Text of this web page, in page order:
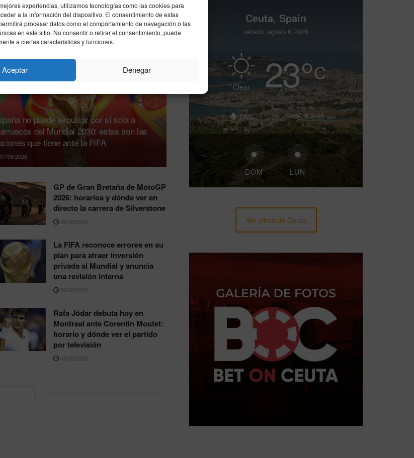
experiencias, utilizamos tecnologías como las cookies para
a la información del dispositivo. El consentimiento de estas
procesar datos como el comportamiento de navegación o las
en este sitio. No consentir o retirar el consentimiento, puede
a ciertas características y funciones.
Aceptar Denegar
no puede expulsar por sí sola a
del Mundial 2030: estas son las
que tiene ante la FIFA
07/08/2026
GP de Gran Bretaña de MotoGP
2026: horarios y dónde ver en
directo la carrera de Silverstone
06/08/2026
La FIFA reconoce errores en su
plan para atraer inversión
privada al Mundial y anuncia
una revisión interna
06/08/2026
Rafa Jódar debuta hoy en
Montreal ante Corentin Moutet:
horario y dónde ver el partido
por televisión
05/08/2026
Ceuta, Spain
sábado, agosto 8, 2026
Clear 23°C
88% 8.3mh
DOM LUN
Ver clima de Ceuta